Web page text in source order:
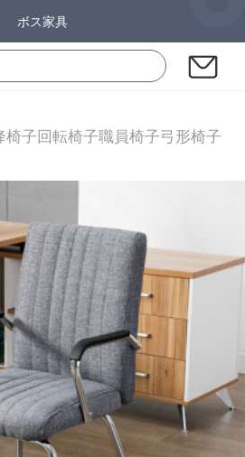
ボス家具
子回転椅子職員椅子弓形椅子